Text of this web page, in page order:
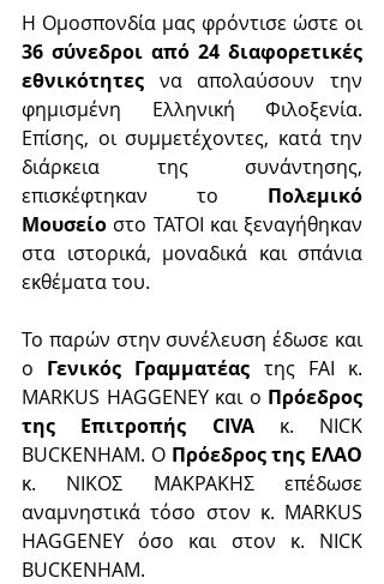
Η Ομοσπονδία μας φρόντισε ώστε οι
36 σύνεδροι από 24 διαφορετικές
εθνικότητες να απολαύσουν την
φημισμένη Ελληνική Φιλοξενία.
Επίσης, οι συμμετέχοντες, κατά την
διάρκεια της συνάντησης,
επισκέφτηκαν το Πολεμικό
Μουσείο στο ΤΑΤΟΙ και ξεναγήθηκαν
στα ιστορικά, μοναδικά και σπάνια
εκθέματα του.
Το παρών στην συνέλευση έδωσε και
ο Γενικός Γραμματέας της FAI κ.
MARKUS HAGGENEY και ο Πρόεδρος
της Επιτροπής CIVA κ. NICK
BUCKENHAM. Ο Πρόεδρος της ΕΛΑΟ
κ. ΝΙΚΟΣ ΜΑΚΡΑΚΗΣ επέδωσε
αναμνηστικά τόσο στον κ. MARKUS
HAGGENEY όσο και στον κ. NICK
BUCKENHAM.